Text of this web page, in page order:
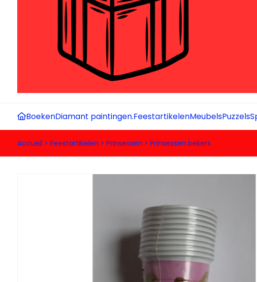
BoekenDiamant paintingen.FeestartikelenMeubelsPuzzels
Accueil > Feestartikelen > Prinsessen > Prinsessen bekers